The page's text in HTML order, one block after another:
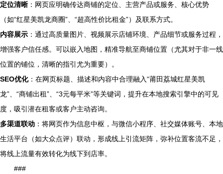
定位清晰：网页应明确传达商铺的定位、主营产品或服务、核心优势
（如“红星美凯龙商圈”、“超高性价比租金”）及联系方式。
内容展示 ：通过高质量图片、视频展示店铺环境、产品细节或服务过程，
增强客户信任感。可以嵌入地图，精准导航至商铺位置（尤其对于非一线
位置的铺位，清晰的指引尤为重要）。
SEO优化：在网页标题、描述和内容中合理融入“莆田荔城红星美凯
龙”、“商铺出租”、“3元每平米”等关键词，提升在本地搜索引擎中的可见
度，吸引潜在租客或客户主动咨询。
多渠道联动 ：将网页作为信息中枢，与微信小程序、社交媒体账号、本地
生活平台（如大众点评）联动，形成线上引流矩阵，弥补位置客流不足，
将线上流量有效转化为线下到店率。
###